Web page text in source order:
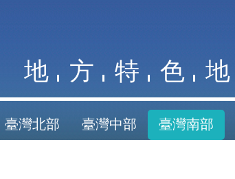
地 方 特 色 地
臺灣北部 臺灣中部 臺灣南部